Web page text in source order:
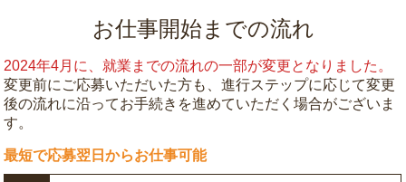
お仕事開始までの流れ
2024年4月に、就業までの流れの一部が変更となりました。
変更前にご応募いただいた方も、進行ステップに応じて変更
後の流れに沿ってお手続きを進めていただく場合がございま
す。
最短で応募翌日からお仕事可能